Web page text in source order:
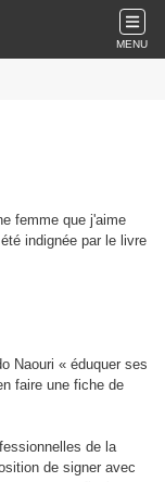
MENU
femme que j'aime
indignée par le livre
Naouri « éduquer ses
faire une fiche de
de la
de signer avec